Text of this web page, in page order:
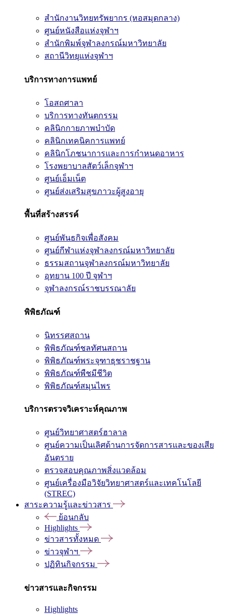
สำนักงานวิทยทรัพยากร (หอสมุดกลาง)
ศูนย์หนังสือแห่งจุฬาฯ
สำนักพิมพ์จุฬาลงกรณ์มหาวิทยาลัย
สถานีวิทยุแห่งจุฬาฯ
บริการทางการแพทย์
โอสถศาลา
บริการทางทันตกรรม
คลินิกกายภาพบำบัด
คลินิกเทคนิคการแพทย์
คลินิกโภชนาการและการกำหนดอาหาร
โรงพยาบาลสัตว์เล็กจุฬาฯ
ศูนย์เอ็มเน็ต
ศูนย์ส่งเสริมสุขภาวะผู้สูงอายุ
พื้นที่สร้างสรรค์
ศูนย์พันธกิจเพื่อสังคม
ศูนย์กีฬาแห่งจุฬาลงกรณ์มหาวิทยาลัย
ธรรมสถานจุฬาลงกรณ์มหาวิทยาลัย
อุทยาน 100 ปี จุฬาฯ
จุฬาลงกรณ์ราชบรรณาลัย
พิพิธภัณฑ์
นิทรรศสถาน
พิพิธภัณฑ์ชลทัศนสถาน
พิพิธภัณฑ์พระจุฑาธุชราชฐาน
พิพิธภัณฑ์พืชมีชีวิต
พิพิธภัณฑ์สมุนไพร
บริการตรวจวิเคราะห์คุณภาพ
ศูนย์วิทยาศาสตร์ฮาลาล
ศูนย์ความเป็นเลิศด้านการจัดการสารและของเสีย
อันตราย
ตรวจสอบคุณภาพสิ่งแวดล้อม
ศูนย์เครื่องมือวิจัยวิทยาศาสตร์และเทคโนโลยี
(STREC)
สาระความรู้และข่าวสาร
ย้อนกลับ
Highlights
ข่าวสารทั้งหมด
ข่าวจุฬาฯ
ปฏิทินกิจกรรม
ข่าวสารและกิจกรรม
Highlights